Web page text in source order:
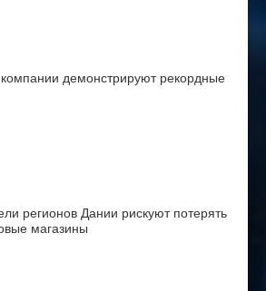
демонстрируют рекордные
регионов Дании рискуют потерять
магазины